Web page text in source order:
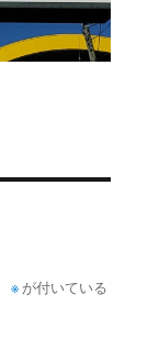
※ が付いている